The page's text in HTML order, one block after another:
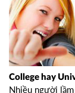
College hay
Nhiều người